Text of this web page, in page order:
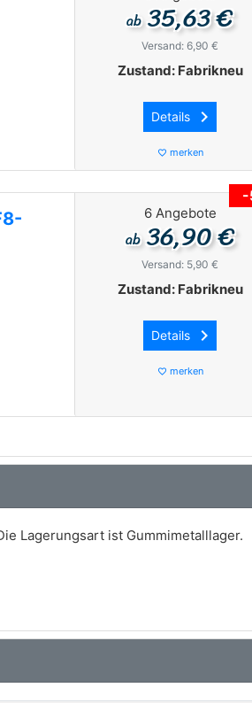
ab35,63 €
Versand: 6,90 €
Zustand: Fabrikneu
Details keyboard_arrow_right
favorite_border merken
-
6 Angebote
ab36,90 €
Versand: 5,90 €
Zustand: Fabrikneu
Details keyboard_arrow_right
favorite_border merken
Lagerungsart ist Gummimetalllager.